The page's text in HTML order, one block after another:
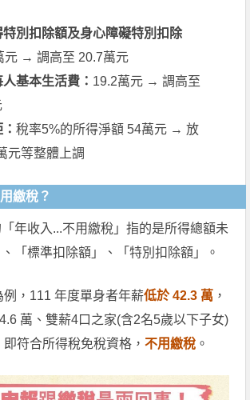
特別扣除額及身心障礙特別扣除
元 → 調高至 20.7萬元
基本生活費： 19.2萬元 → 調高至
：稅率5%的所得淨額 54萬元 → 放
元等整體上調
繳稅？
年收入...不用繳稅」指的是所得總額未
「標準扣除額」、「特別扣除額」。
例，111 年度單身者年薪低於 42.3 萬 ，
萬、雙薪4口之家(含2名5歲以下子女)
即符合所得稅免稅資格，不用繳稅 。